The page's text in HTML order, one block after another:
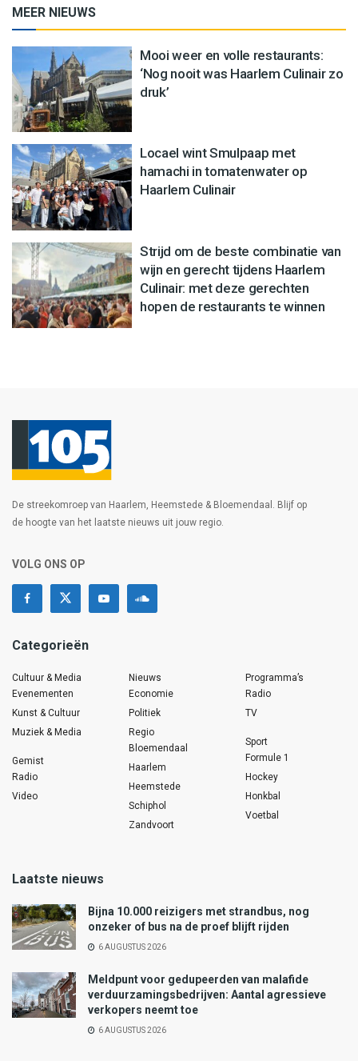
MEER NIEUWS
Mooi weer en volle restaurants:
‘Nog nooit was Haarlem Culinair zo
druk’
Locael wint Smulpaap met
hamachi in tomatenwater op
Haarlem Culinair
Strijd om de beste combinatie van
wijn en gerecht tijdens Haarlem
Culinair: met deze gerechten
hopen de restaurants te winnen
De streekomroep van Haarlem, Heemstede & Bloemendaal. Blijf op
de hoogte van het laatste nieuws uit jouw regio.
VOLG ONS OP
Categorieën
Cultuur & Media
Evenementen
Kunst & Cultuur
Muziek & Media
Gemist
Radio
Video
Nieuws
Economie
Politiek
Regio
Bloemendaal
Haarlem
Heemstede
Schiphol
Zandvoort
Programma’s
Radio
TV
Sport
Formule 1
Hockey
Honkbal
Voetbal
Laatste nieuws
Bijna 10.000 reizigers met strandbus, nog
onzeker of bus na de proef blijft rijden
6 AUGUSTUS 2026
Meldpunt voor gedupeerden van malafide
verduurzamingsbedrijven: Aantal agressieve
verkopers neemt toe
6 AUGUSTUS 2026